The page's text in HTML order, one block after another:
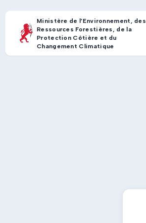
Ministère de l’Environnement, des
Ressources Forestières, de la
Protection Côtière et du
Changement Climatique